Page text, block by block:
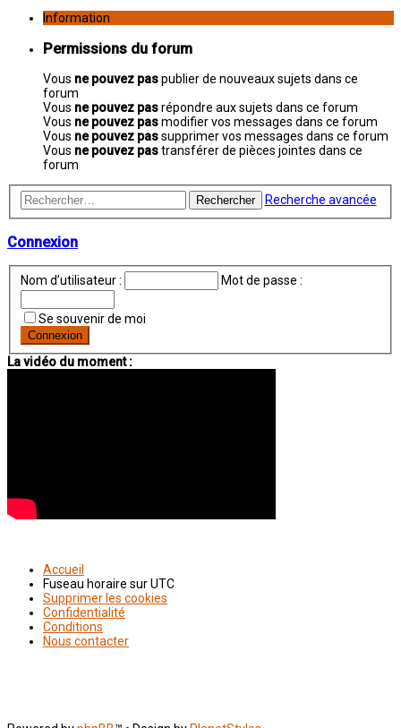
Information
Permissions du forum
Vous ne pouvez paspublier de nouveaux sujets dans ce
forum
Vous ne pouvez pasrépondre aux sujets dans ce forum
Vous ne pouvez pasmodifier vos messages dans ce forum
Vous ne pouvez passupprimer vos messages dans ce forum
Vous ne pouvez pastransférer de pièces jointes dans ce
forum
Rechercher Recherche avancée
Connexion
Nom d’utilisateur : Mot de passe :
Se souvenir de moi
La vidéo du moment :
Accueil
Fuseau horaire surUTC
Supprimer les cookies
Confidentialité
Conditions
Nous contacter